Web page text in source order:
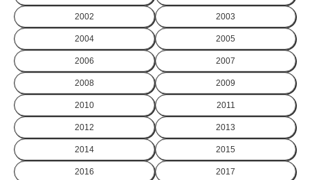
2002 2003
2004 2005
2006 2007
2008 2009
2010 2011
2012 2013
2014 2015
2016 2017